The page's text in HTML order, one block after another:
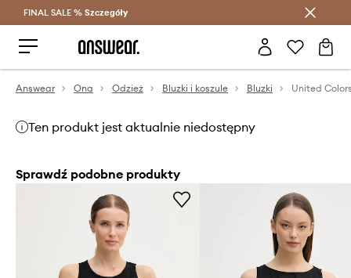
Oszczędzaj z Answear Club >
FINAL SALE % Szczegóły
Answear Ona Odzież Bluzki i koszule Bluzki
Ten produkt jest aktualnie niedostępny
Sprawdź podobne produkty